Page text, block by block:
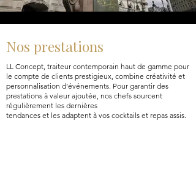
Nos prestations
LL Concept, traiteur contemporain haut de gamme pour
le compte de clients prestigieux, combine créativité et
personnalisation d’événements. Pour garantir des
prestations à valeur ajoutée, nos chefs sourcent
régulièrement les dernières
tendances et les adaptent à vos cocktails et repas assis.